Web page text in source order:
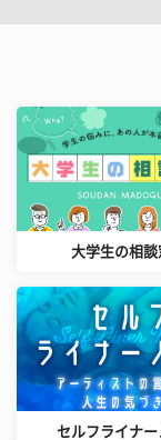
大学生の相談
セルフライナー